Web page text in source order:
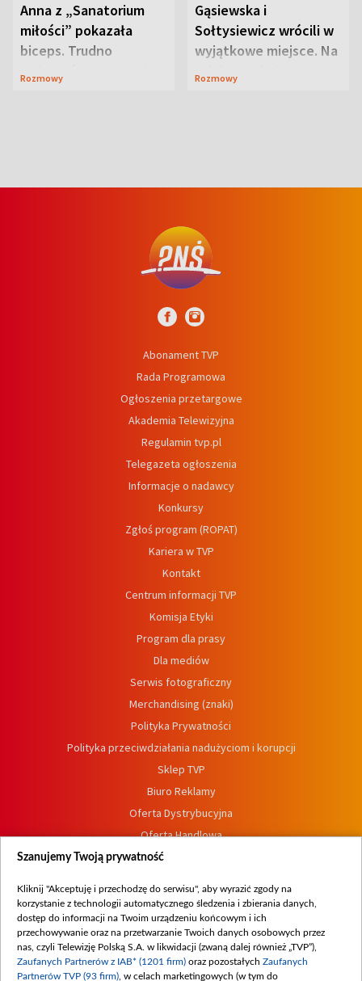
Anna z „Sanatorium
miłości” pokazała
biceps. Trudno
uwierzyć, co przeszła
Rozmowy
Gąsiewska i
Sołtysiewicz wrócili w
wyjątkowe miejsce. Na
szlaku czekał
Rozmowy
Abonament TVP
Rada Programowa
Ogłoszenia przetargowe
Akademia Telewizyjna
Regulamin tvp.pl
Telegazeta ogłoszenia
Informacje o nadawcy
Konkursy
Zgłoś program (ROPAT)
Kariera w TVP
Kontakt
Centrum informacji TVP
Komisja Etyki
Program dla prasy
Dla mediów
Serwis fotograficzny
Merchandising (znaki)
Polityka Prywatności
Polityka przeciwdziałania nadużyciom i korupcji
Sklep TVP
Biuro Reklamy
Oferta Dystrybucyjna
Oferta Handlowa
Dostępność
Procedura zgłoszeń wewnętrznych
Szanujemy Twoją prywatność
Kliknij "Akceptuję i przechodzę do serwisu", aby wyrazić zgody na
korzystanie z technologii automatycznego śledzenia i zbierania danych,
dostęp do informacji na Twoim urządzeniu końcowym i ich
przechowywanie oraz na przetwarzanie Twoich danych osobowych przez
nas, czyli Telewizję Polską S.A. w likwidacji (zwaną dalej również „TVP”),
Zaufanych Partnerów z IAB* (1201 firm) oraz pozostałych Zaufanych
Partnerów TVP (93 firm) , w celach marketingowych (w tym do